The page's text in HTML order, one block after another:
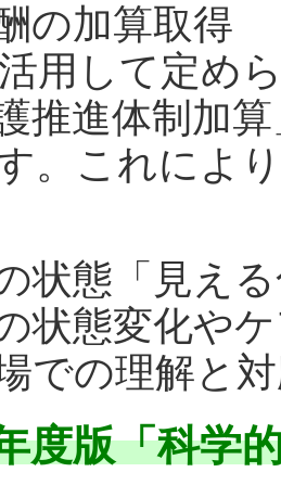
の加算取得
用して定め
推進体制加
。これによ
状態「見え
状態変化や
での理解と
度版「科学